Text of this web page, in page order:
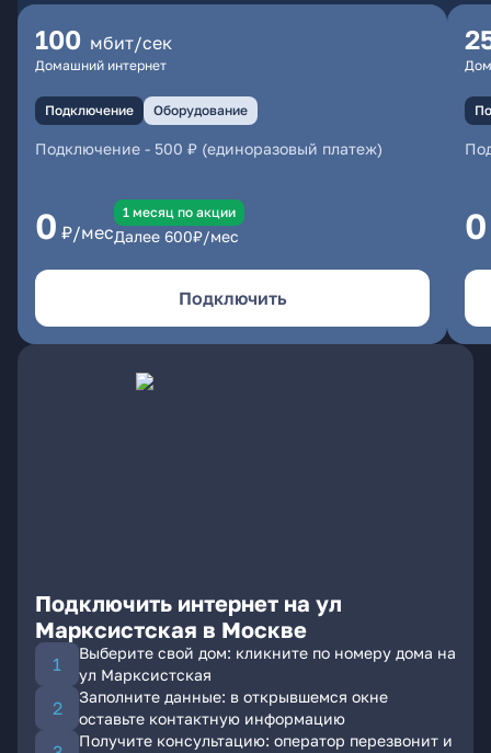
100 мбит/сек
Домашний интернет
Подключение Оборудование
Подключение - 500 ₽ (единоразовый платеж)
0 ₽/мес
1 месяц по акции
Далее 600₽/мес
Подключить
0
Подключить интернет на ул
Марксистская в Москве
Выберите свой дом: кликните по номеру дома на
ул Марксистская
Заполните данные: в открывшемся окне
оставьте контактную информацию
Получите консультацию: оператор перезвонит и